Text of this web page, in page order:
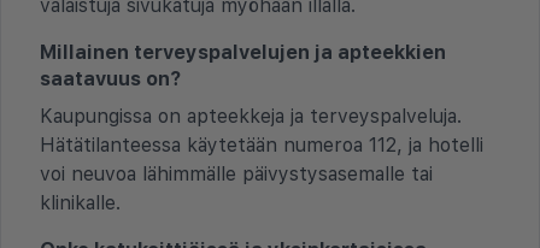
valaistuja sivukatuja myöhään illalla.
Millainen terveyspalvelujen ja apteekkien
saatavuus on?
Kaupungissa on apteekkeja ja terveyspalveluja.
Hätätilanteessa käytetään numeroa 112, ja hotelli
voi neuvoa lähimmälle päivystysasemalle tai
klinikalle.